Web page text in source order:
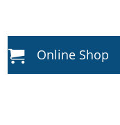
Online Shop